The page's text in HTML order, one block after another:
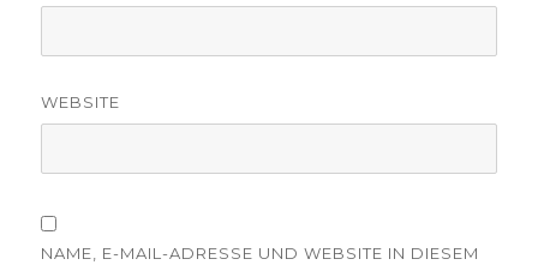
WEBSITE
NAME, E-MAIL-ADRESSE UND WEBSITE IN DIESEM